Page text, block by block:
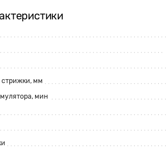
стрижки, мм
мин